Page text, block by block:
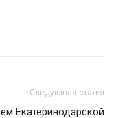
Следующая статья
Екатеринодарской